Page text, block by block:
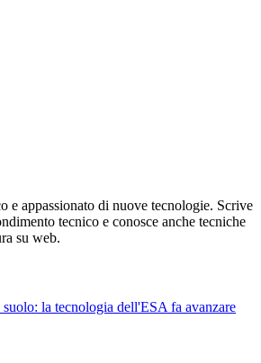
e appassionato di nuove tecnologie. Scrive
tecnico e conosce anche tecniche
su web.